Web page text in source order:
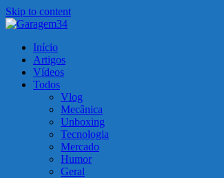
Skip to content
Garagem34
Motos, carros, tecnologia e muito mais!
Início
Artigos
Vídeos
Todos
Vlog
Mecânica
Unboxing
Tecnologia
Mercado
Humor
Geral